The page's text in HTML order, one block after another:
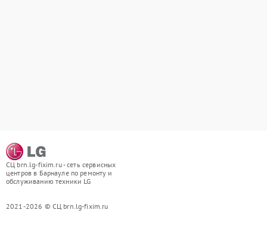
СЦ brn.lg-fixim.ru - сеть сервисных
центров в Барнауле по ремонту и
обслуживанию техники LG
2021-2026 © СЦ brn.lg-fixim.ru